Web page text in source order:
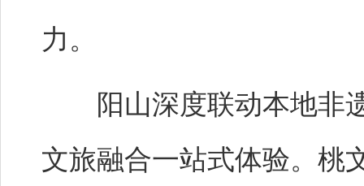
力。
阳山深度联动本地非遗
文旅融合一站式体验。桃